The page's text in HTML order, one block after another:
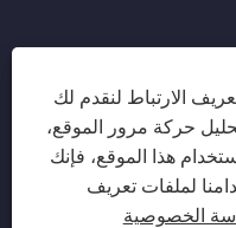
حقوق الطبع والنشر © 2026 شركة Hubei Runli Special
الارتباط لنقدم لك
حركة مرور الموقع،
هذا الموقع، فإنك
لملفات تعريف
الخصوصية